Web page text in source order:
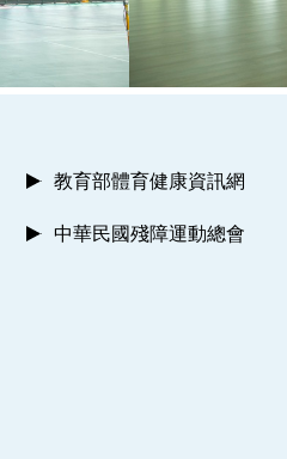
教育部體育健康資訊網
中華民國殘障運動總會